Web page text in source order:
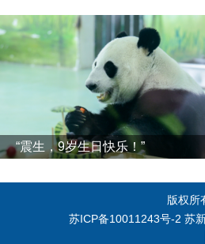
“震生，9岁生日快乐！”
版权所
苏ICP备10011243号-2 苏